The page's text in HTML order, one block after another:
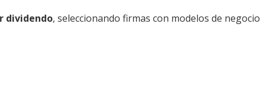
dividendo, seleccionando firmas con modelos de negocio